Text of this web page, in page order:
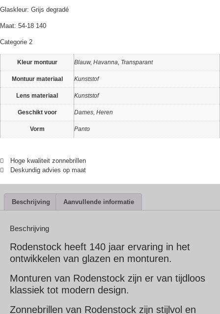
Glaskleur: Grijs degradé
Maat: 54-18 140
Categorie 2
Kleur montuur Blauw, Havanna, Transparant
Montuur materiaal Kunststof
Lens materiaal Kunststof
Geschikt voor Dames, Heren
Vorm Panto
Hoge kwaliteit zonnebrillen
Deskundig advies op maat
Beschrijving Aanvullende informatie
Beschrijving
Rodenstock heeft 140 jaar ervaring in het
ontwikkelen van glazen en monturen.
Monturen van Rodenstock zijn er van tijdloos
klassiek tot modern design.
Zonnebrillen van Rodenstock zijn stijlvol en